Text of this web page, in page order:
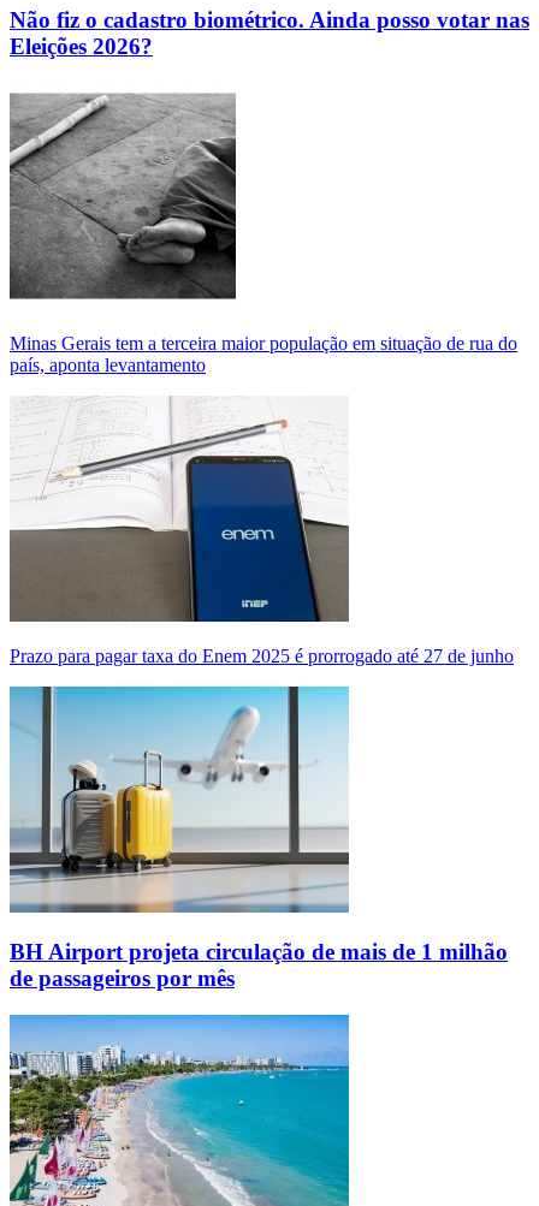
Não fiz o cadastro biométrico. Ainda posso votar nas
Eleições 2026?
Minas Gerais tem a terceira maior população em situação de rua do
país, aponta levantamento
Prazo para pagar taxa do Enem 2025 é prorrogado até 27 de junho
BH Airport projeta circulação de mais de 1 milhão
de passageiros por mês